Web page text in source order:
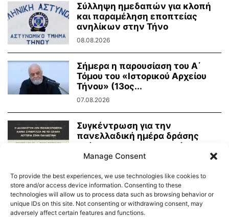
Σύλληψη ημεδαπών για κλοπή
και παραμέληση εποπτείας
ανηλίκων στην Τήνο
08.08.2026
Σήμερα η παρουσίαση του Α΄
Τόμου του «Ιστορικού Αρχείου
Τήνου» (13ος...
07.08.2026
Συγκέντρωση για την
πανελλαδική ημέρα δράσης
ενάντια στην γενοκτονία στην
Παλαιστίνη
Manage Consent
To provide the best experiences, we use technologies like cookies to
store and/or access device information. Consenting to these
technologies will allow us to process data such as browsing behavior or
unique IDs on this site. Not consenting or withdrawing consent, may
adversely affect certain features and functions.